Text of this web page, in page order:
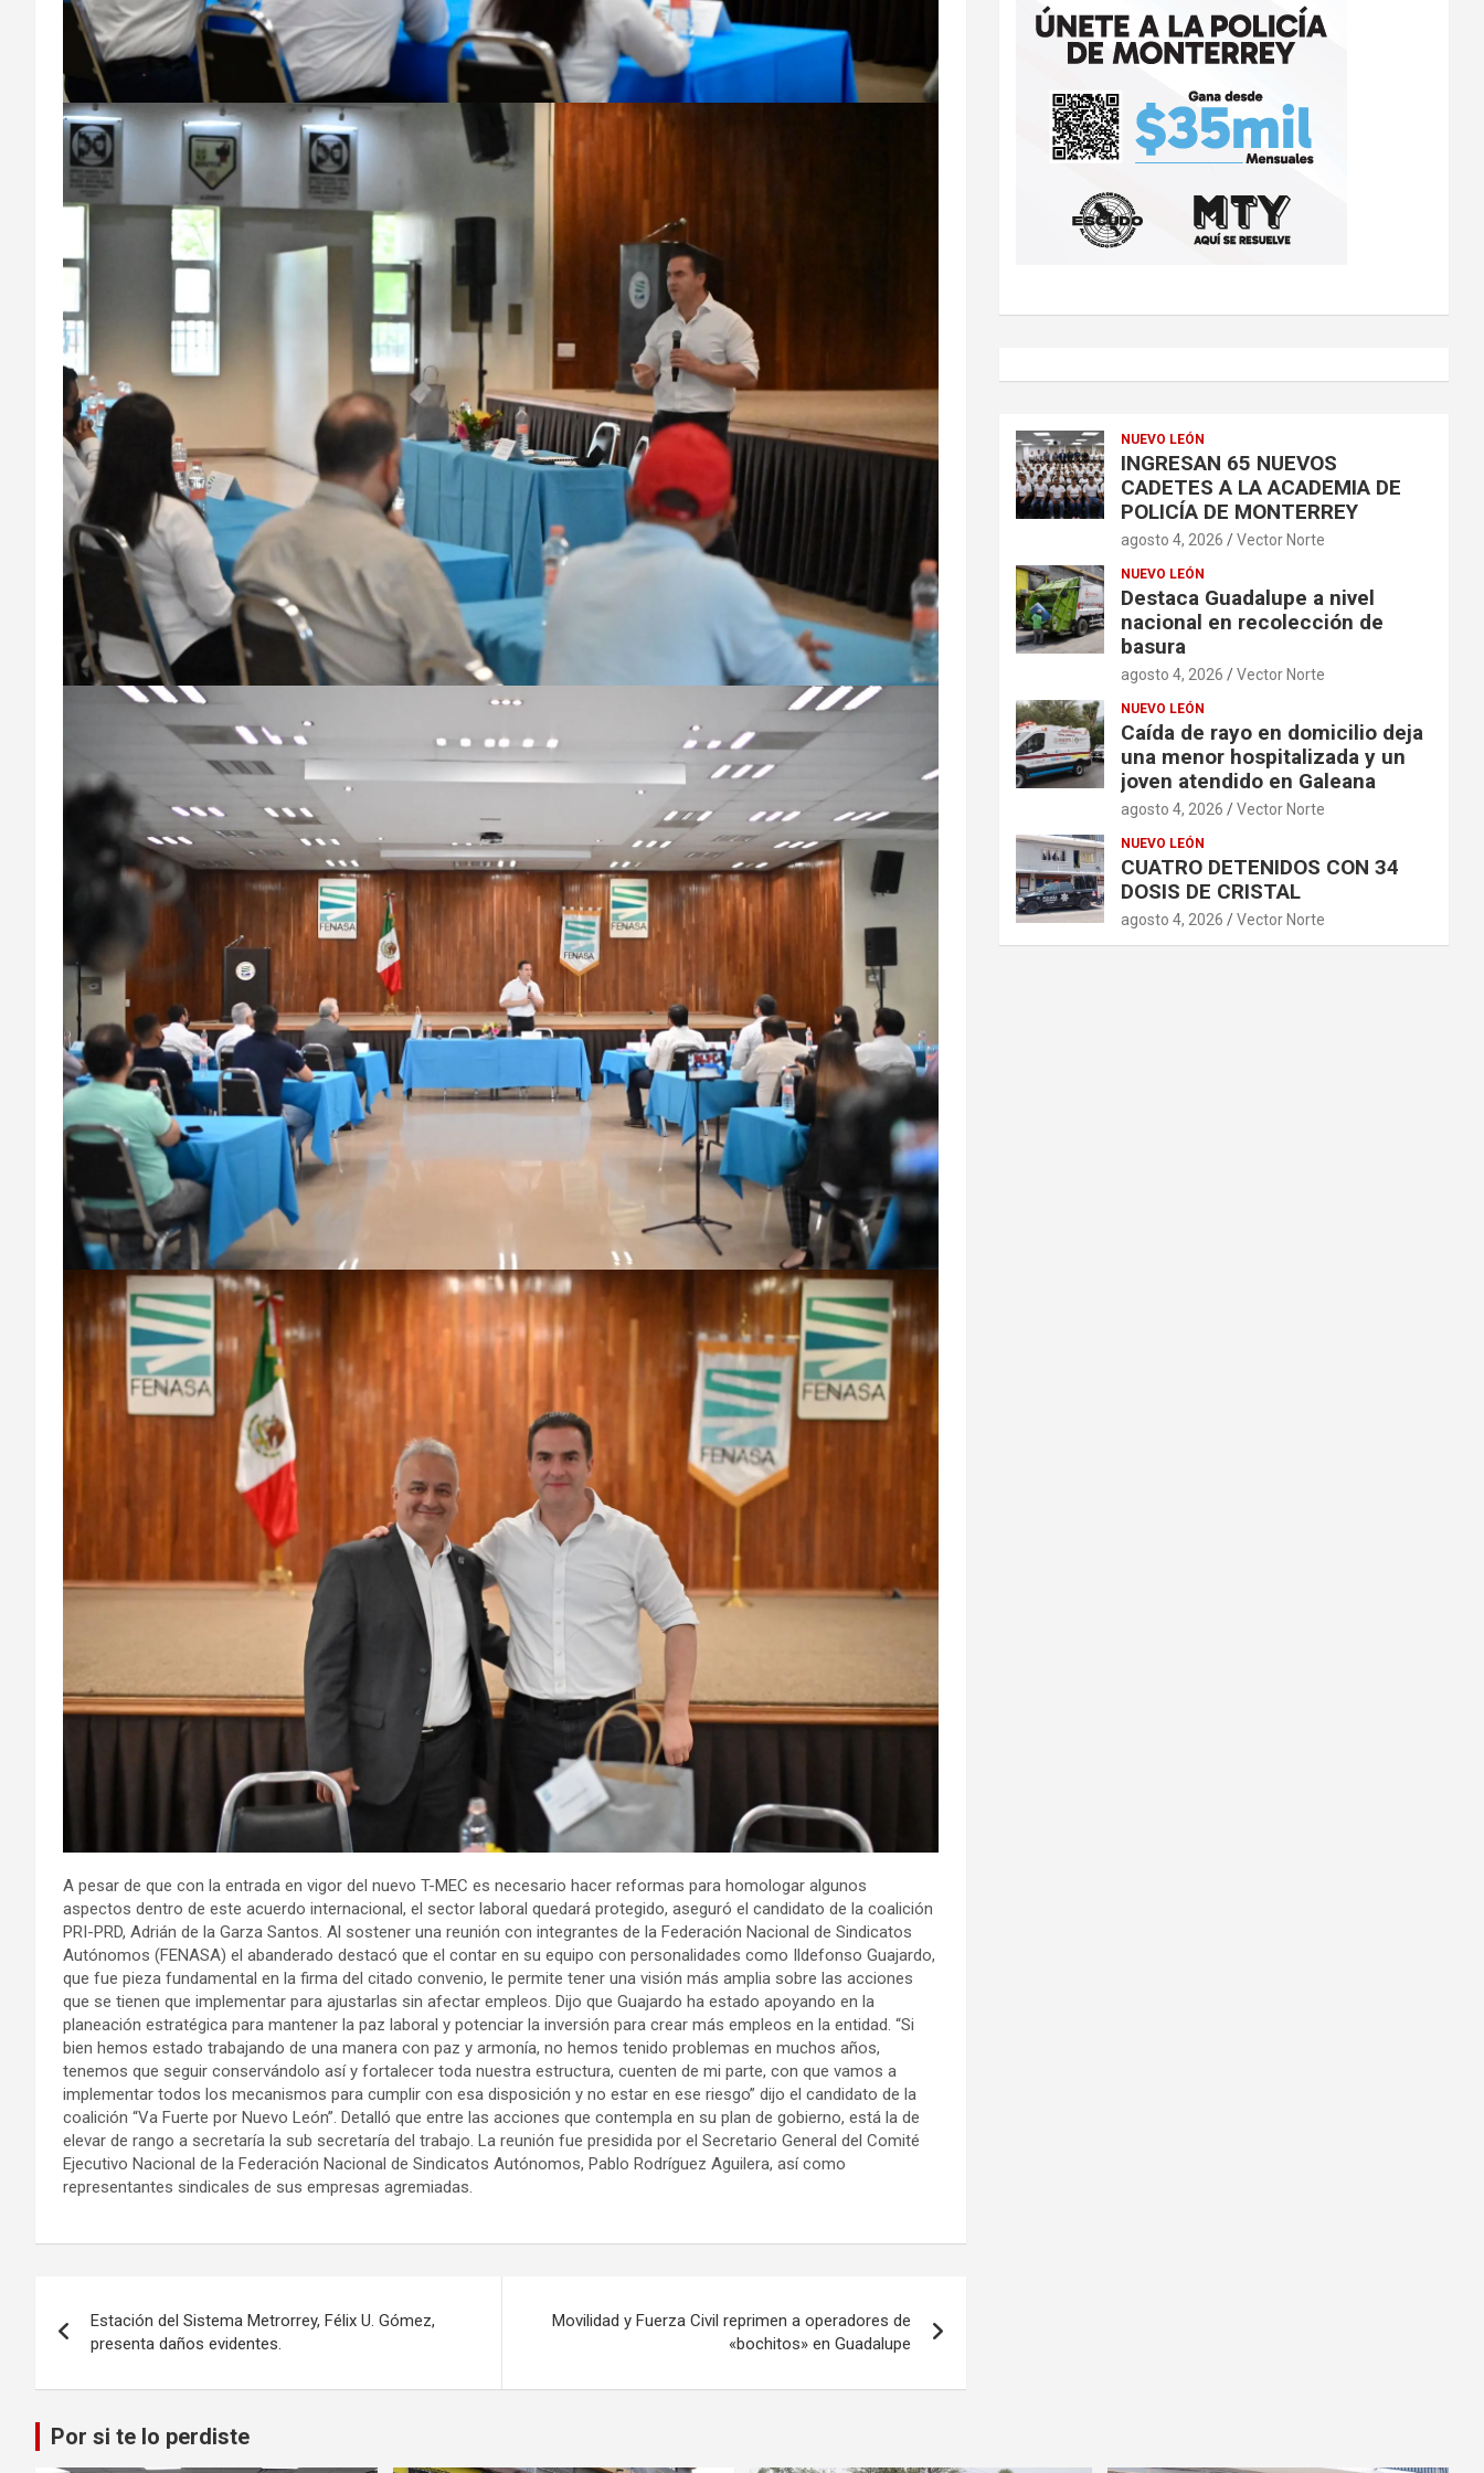
A pesar de que con la entrada en vigor del nuevo T-MEC es necesario hacer reformas para homologar algunos
aspectos dentro de este acuerdo internacional, el sector laboral quedará protegido, aseguró el candidato de la coalición
PRI-PRD, Adrián de la Garza Santos. Al sostener una reunión con integrantes de la Federación Nacional de Sindicatos
Autónomos (FENASA) el abanderado destacó que el contar en su equipo con personalidades como Ildefonso Guajardo,
que fue pieza fundamental en la firma del citado convenio, le permite tener una visión más amplia sobre las acciones
que se tienen que implementar para ajustarlas sin afectar empleos. Dijo que Guajardo ha estado apoyando en la
planeación estratégica para mantener la paz laboral y potenciar la inversión para crear más empleos en la entidad. “Si
bien hemos estado trabajando de una manera con paz y armonía, no hemos tenido problemas en muchos años,
tenemos que seguir conservándolo así y fortalecer toda nuestra estructura, cuenten de mi parte, con que vamos a
implementar todos los mecanismos para cumplir con esa disposición y no estar en ese riesgo” dijo el candidato de la
coalición “Va Fuerte por Nuevo León”. Detalló que entre las acciones que contempla en su plan de gobierno, está la de
elevar de rango a secretaría la sub secretaría del trabajo. La reunión fue presidida por el Secretario General del Comité
Ejecutivo Nacional de la Federación Nacional de Sindicatos Autónomos, Pablo Rodríguez Aguilera, así como
representantes sindicales de sus empresas agremiadas.
de
entradas
Estación del Sistema Metrorrey, Félix U. Gómez,
presenta daños evidentes.
Movilidad y Fuerza Civil reprimen a operadores de
«bochitos» en Guadalupe
NUEVO LEÓN
INGRESAN 65 NUEVOS
CADETES A LA ACADEMIA DE
POLICÍA DE MONTERREY
agosto 4, 2026 Vector Norte
NUEVO LEÓN
Destaca Guadalupe a nivel
nacional en recolección de
basura
agosto 4, 2026 Vector Norte
NUEVO LEÓN
Caída de rayo en domicilio deja
una menor hospitalizada y un
joven atendido en Galeana
agosto 4, 2026 Vector Norte
NUEVO LEÓN
CUATRO DETENIDOS CON 34
DOSIS DE CRISTAL
agosto 4, 2026 Vector Norte
Por si te lo perdiste